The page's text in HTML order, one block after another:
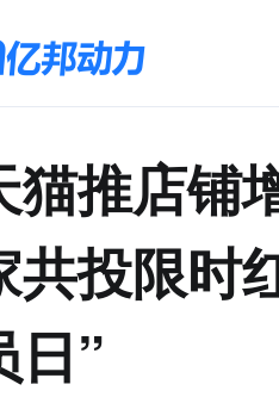
猫推店铺
共投限时
日”